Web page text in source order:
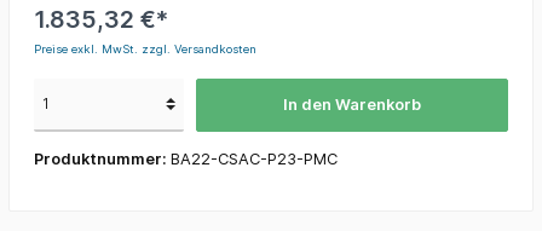
1.835,32 €*
Preise exkl. MwSt. zzgl. Versandkosten
In den Warenkorb
Produktnummer: BA22-CSAC-P23-PMC